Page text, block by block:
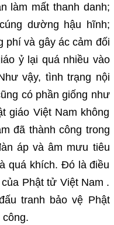
làm mất thanh danh;
dường hậu hĩnh;
phí và gây ác cảm đối
ỷ lại quá nhiều vào
vậy, tình trạng nội
có phần giống như
giáo Việt Nam không
đã thành công trong
áp và âm mưu tiêu
quá khích. Đó là điều
Phật tử Việt Nam .
tranh bảo vệ Phật